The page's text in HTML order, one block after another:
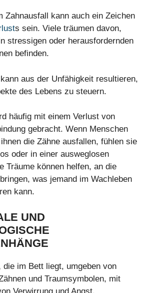
Zahnausfall kann auch ein Zeichen
s sein. Viele träumen davon,
stressigen oder herausfordernden
befinden.
aus der Unfähigkeit resultieren,
des Lebens zu steuern.
häufig mit einem Verlust von
gebracht. Wenn Menschen
die Zähne ausfallen, fühlen sie
oder in einer ausweglosen
Träume können helfen, an die
was jemand im Wachleben
kann.
UND